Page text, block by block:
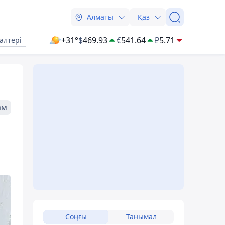
Алматы Қаз
+31°$469.93 €541.64 ₽5.71
Соңғы Танымал